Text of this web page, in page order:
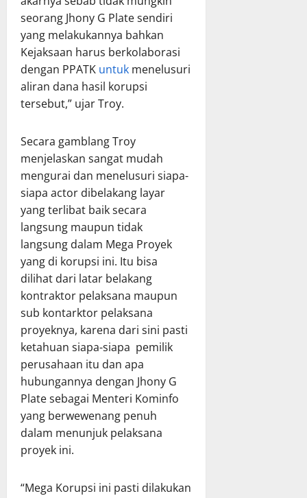
seorang Jhony G Plate sendiri
yang melakukannya bahkan
Kejaksaan harus berkolaborasi
dengan PPATK untuk menelusuri
aliran dana hasil korupsi
tersebut,” ujar Troy.
Secara gamblang Troy
menjelaskan sangat mudah
mengurai dan menelusuri siapa-
siapa actor dibelakang layar
yang terlibat baik secara
langsung maupun tidak
langsung dalam Mega Proyek
yang di korupsi ini. Itu bisa
dilihat dari latar belakang
kontraktor pelaksana maupun
sub kontarktor pelaksana
proyeknya, karena dari sini pasti
ketahuan siapa-siapa pemilik
perusahaan itu dan apa
hubungannya dengan Jhony G
Plate sebagai Menteri Kominfo
yang berwewenang penuh
dalam menunjuk pelaksana
proyek ini.
“Mega Korupsi ini pasti dilakukan